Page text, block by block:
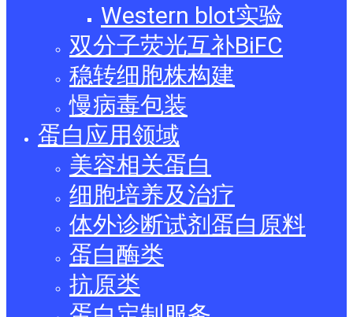
Western blot实验
双分子荧光互补BiFC
稳转细胞株构建
慢病毒包装
蛋白应用领域
美容相关蛋白
细胞培养及治疗
体外诊断试剂蛋白原料
蛋白酶类
抗原类